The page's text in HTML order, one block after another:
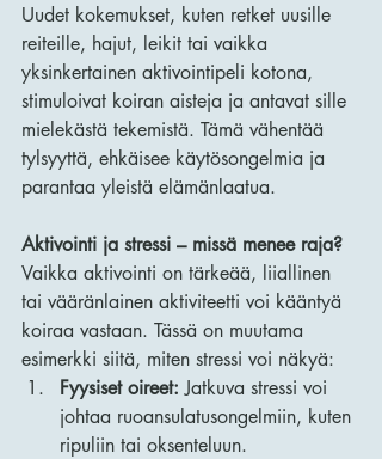
Uudet kokemukset, kuten retket uusille
reiteille, hajut, leikit tai vaikka
yksinkertainen aktivointipeli kotona,
stimuloivat koiran aisteja ja antavat sille
mielekästä tekemistä. Tämä vähentää
tylsyyttä, ehkäisee käytösongelmia ja
parantaa yleistä elämänlaatua.
Aktivointi ja stressi – missä menee raja?
Vaikka aktivointi on tärkeää, liiallinen
tai vääränlainen aktiviteetti voi kääntyä
koiraa vastaan. Tässä on muutama
esimerkki siitä, miten stressi voi näkyä:
Fyysiset oireet: Jatkuva stressi voi
johtaa ruoansulatusongelmiin, kuten
ripuliin tai oksenteluun.